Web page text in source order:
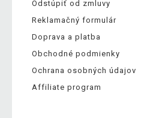
Odstúpiť od zmluvy
Reklamačný formulár
Doprava a platba
Obchodné podmienky
Ochrana osobných údajov
Affiliate program